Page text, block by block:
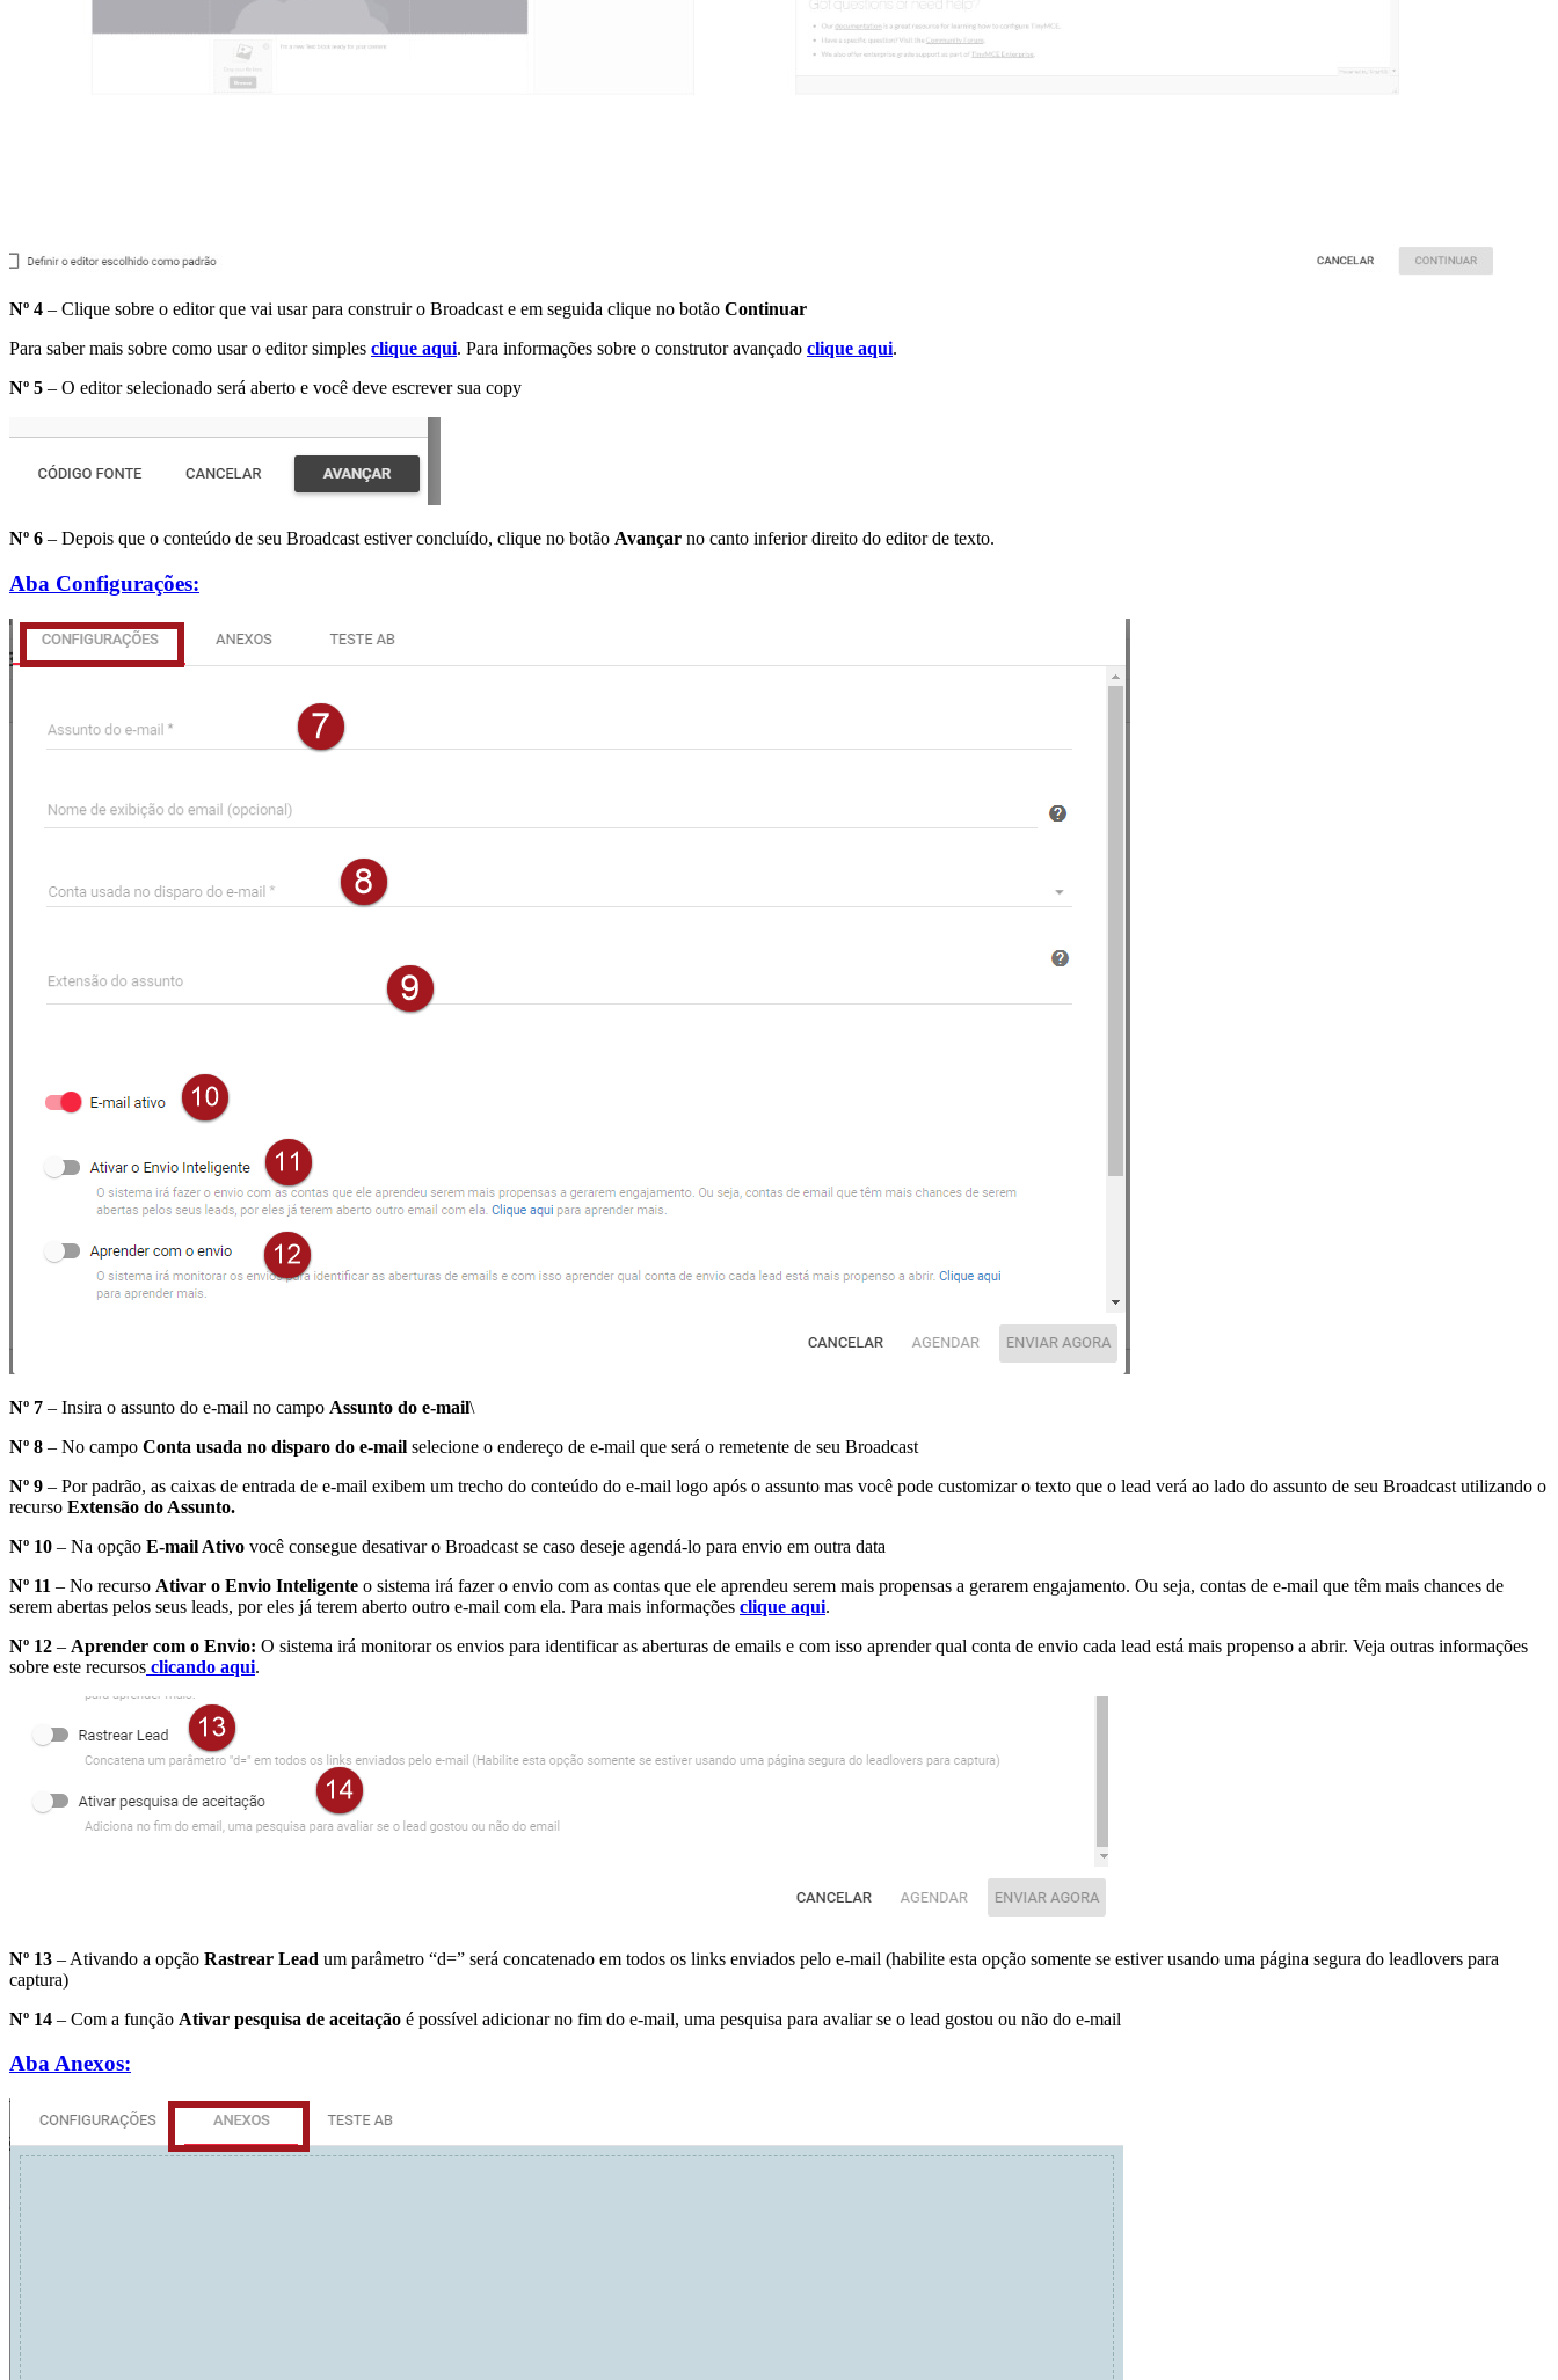
Nº 4 – Clique sobre o editor que vai usar para construir o Broadcast e em seguida clique no botão Continuar
Para saber mais sobre como usar o editor simples clique aqui. Para informações sobre o construtor avançado clique aqui.
Nº 5 – O editor selecionado será aberto e você deve escrever sua copy
Nº 6 – Depois que o conteúdo de seu Broadcast estiver concluído, clique no botão Avançar no canto inferior direito do editor de texto.
Aba Configurações:
Nº 7 – Insira o assunto do e-mail no campo Assunto do e-mail\
Nº 8 – No campo Conta usada no disparo do e-mail selecione o endereço de e-mail que será o remetente de seu Broadcast
Nº 9 – Por padrão, as caixas de entrada de e-mail exibem um trecho do conteúdo do e-mail logo após o assunto mas você pode customizar o texto que o lead verá ao lado do assunto de seu Broadcast utilizando o
recurso Extensão do Assunto.
Nº 10 – Na opção E-mail Ativo você consegue desativar o Broadcast se caso deseje agendá-lo para envio em outra data
Nº 11 – No recurso Ativar o Envio Inteligente o sistema irá fazer o envio com as contas que ele aprendeu serem mais propensas a gerarem engajamento. Ou seja, contas de e-mail que têm mais chances de
serem abertas pelos seus leads, por eles já terem aberto outro e-mail com ela. Para mais informações clique aqui.
Nº 12 – Aprender com o Envio: O sistema irá monitorar os envios para identificar as aberturas de emails e com isso aprender qual conta de envio cada lead está mais propenso a abrir. Veja outras informações
sobre este recursos clicando aqui.
Nº 13 – Ativando a opção Rastrear Lead um parâmetro “d=” será concatenado em todos os links enviados pelo e-mail (habilite esta opção somente se estiver usando uma página segura do leadlovers para
captura)
Nº 14 – Com a função Ativar pesquisa de aceitação é possível adicionar no fim do e-mail, uma pesquisa para avaliar se o lead gostou ou não do e-mail
Aba Anexos: